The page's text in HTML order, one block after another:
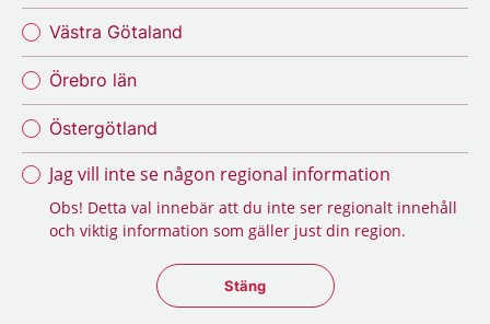
Västra Götaland
Örebro län
Östergötland
Jag vill inte se någon regional information
Obs! Detta val innebär att du inte ser regionalt innehåll
och viktig information som gäller just din region.
Stäng regionsväljaren
Stäng